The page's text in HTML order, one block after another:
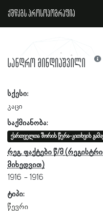
ქშწკგს პროსოპოგრაფია
სანდრო მინდიაშვილი
სქესი:
კაცი
საქმიანობა:
ქართველთა შორის წერა-კითხვის
რეგ. ფაქტები წ/მ
1916
1916
ტიპი:
წევრი